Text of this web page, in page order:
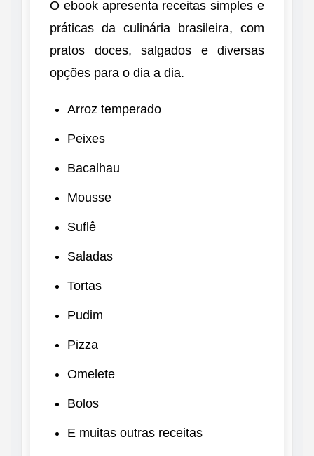
O ebook apresenta receitas simples e
práticas da culinária brasileira, com
pratos doces, salgados e diversas
opções para o dia a dia.
Arroz temperado
Peixes
Bacalhau
Mousse
Suflê
Saladas
Tortas
Pudim
Pizza
Omelete
Bolos
E muitas outras receitas